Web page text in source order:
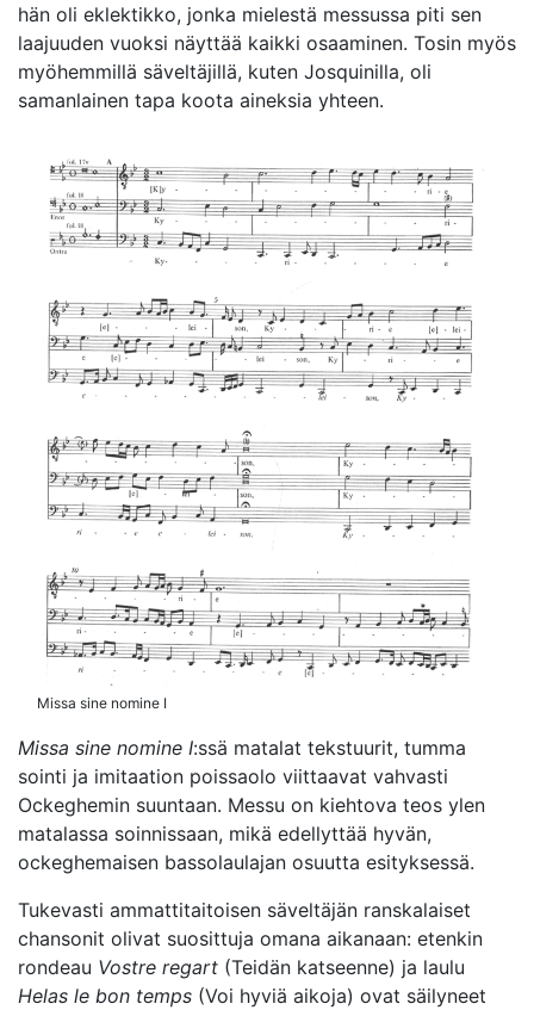
hän oli eklektikko, jonka mielestä messussa piti sen
laajuuden vuoksi näyttää kaikki osaaminen. Tosin myös
myöhemmillä säveltäjillä, kuten Josquinilla, oli
samanlainen tapa koota aineksia yhteen.
Missa sine nomine I
Missa sine nomine I:ssä matalat tekstuurit, tumma
sointi ja imitaation poissaolo viittaavat vahvasti
Ockeghemin suuntaan. Messu on kiehtova teos ylen
matalassa soinnissaan, mikä edellyttää hyvän,
ockeghemaisen bassolaulajan osuutta esityksessä.
Tukevasti ammattitaitoisen säveltäjän ranskalaiset
chansonit olivat suosittuja omana aikanaan: etenkin
rondeau Vostre regart (Teidän katseenne) ja laulu
Helas le bon temps (Voi hyviä aikoja) ovat säilyneet